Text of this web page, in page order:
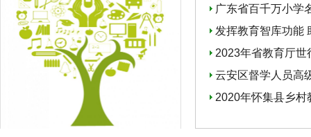
广东省百千万小学
发挥教育智库功能
2023年省教育厅世
云安区督学人员高
2020年怀集县乡村